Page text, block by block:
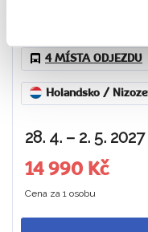
Tipy na zážitky:
4 MÍSTA ODJEZDU
Holandsko /
28. 4. – 2. 5.
14 990 Kč
Cena za 1 osobu